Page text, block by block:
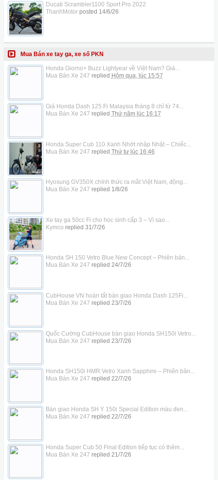
Ducati Scrambler1100 Sport Pro 2022
ThanhMotorposted 14/6/26
Mua Bán xe tay ga, xe số PKN
Honda Giorno+ Buzz Lightyear về Việt Nam? Giá...
Mua Bán Xe 247 replied Hôm qua, lúc 15:57
Giá Honda Dash 125 Fi Malaysia tháng 8 chỉ từ 74...
Mua Bán Xe 247 replied Thứ năm lúc 16:17
Honda Super Cub 110 Xanh Nhớt nhập Nhật – Chiếc...
Mua Bán Xe 247 replied Thứ tư lúc 16:46
Hyosung GV350X chính thức ra mắt Việt Nam, động...
Mua Bán Xe 247 replied 1/8/26
Xe tay ga 50cc Fi cho học sinh cấp 3 – Vì sao...
Kymco replied 31/7/26
Honda SH 150 Vetro Blue New Concept – Phiên bản...
Mua Bán Xe 247 replied 24/7/26
CubHouse VN hoàn tất bàn giao Honda Dash 125Fi...
Mua Bán Xe 247 replied 23/7/26
Quốc Cường CubHouse bàn giao Honda SH150i Vetro...
Mua Bán Xe 247 replied 23/7/26
Honda SH150i HMR Vetro Xanh Sapphire – Phiên bản...
Mua Bán Xe 247 replied 22/7/26
Bàn giao Honda SH Ý 150i Special Edition màu đen...
Mua Bán Xe 247 replied 22/7/26
Honda Super Cub 50 Final Edition tiếp tục có thêm...
Mua Bán Xe 247 replied 21/7/26